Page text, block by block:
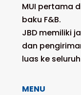
MUI pertama
baku F&B.
JBD memiliki
dan
luas ke
MENU